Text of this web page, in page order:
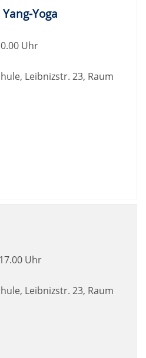
Yoga
Uhr
Leibnizstr. 23, Raum
Uhr
Leibnizstr. 23, Raum